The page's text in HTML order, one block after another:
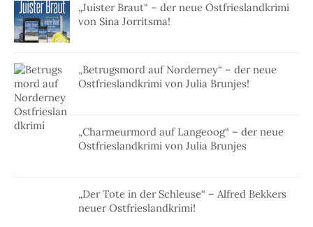
„Juister Braut“ – der neue Ostfrieslandkrimi
von Sina Jorritsma!
„Betrugsmord auf Norderney“ – der neue
Ostfrieslandkrimi von Julia Brunjes!
„Charmeurmord auf Langeoog“ – der neue
Ostfrieslandkrimi von Julia Brunjes
„Der Tote in der Schleuse“ – Alfred Bekkers
neuer Ostfrieslandkrimi!